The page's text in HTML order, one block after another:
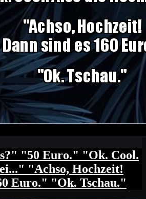
"50 Euro." "Ok. Cool.
"Achso, Hochzeit!
Euro." "Ok. Tschau."